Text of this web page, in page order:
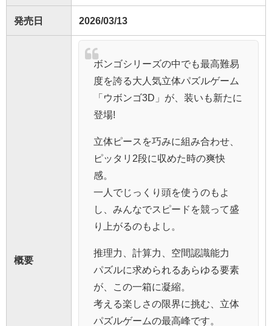
発売日 2026/03/13
概要
ボンゴシリーズの中でも最高難易
度を誇る大人気立体パズルゲーム
「ウボンゴ3D」が、装いも新たに
登場!
立体ピースを巧みに組み合わせ、
ピッタリ2段に収めた時の爽快
感。
一人でじっくり頭を使うのもよ
し、みんなでスピードを競って盛
り上がるのもよし。
推理力、計算力、空間認識能力
パズルに求められるあらゆる要素
が、この一箱に凝縮。
考える楽しさの限界に挑む、立体
パズルゲームの最高峰です。